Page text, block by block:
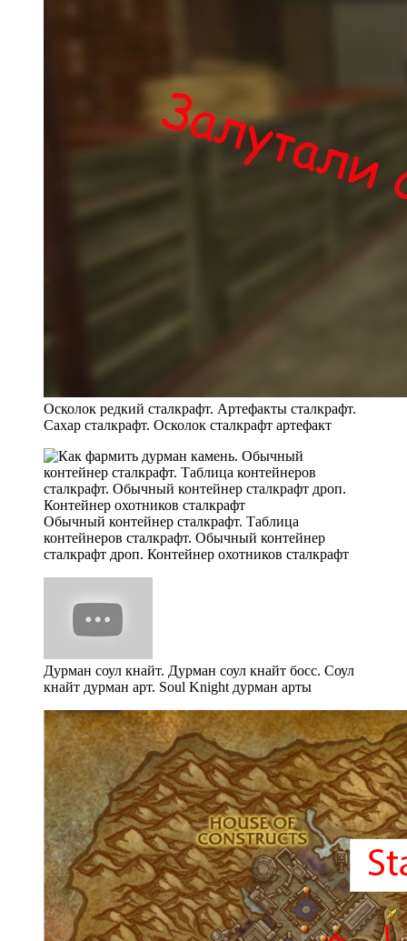
Осколок редкий сталкрафт. Артефакты сталкрафт.
Сахар сталкрафт. Осколок сталкрафт артефакт
Обычный контейнер сталкрафт. Таблица
контейнеров сталкрафт. Обычный контейнер
сталкрафт дроп. Контейнер охотников сталкрафт
Дурман соул кнайт. Дурман соул кнайт босс. Соул
кнайт дурман арт. Soul Knight дурман арты